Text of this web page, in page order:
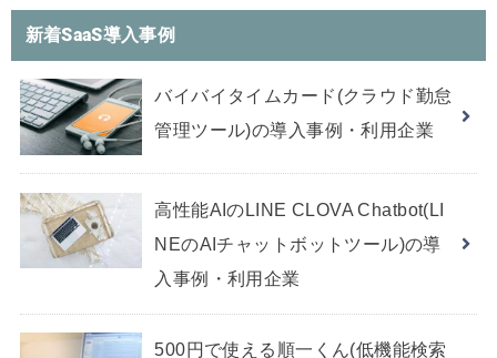
新着SaaS導入事例
バイバイタイムカード(クラウド勤怠
管理ツール)の導入事例・利用企業
高性能AIのLINE CLOVA Chatbot(LI
NEのAIチャットボットツール)の導
入事例・利用企業
500円で使える順一くん(低機能検索